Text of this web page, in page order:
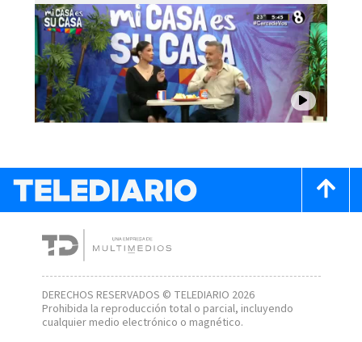
DERECHOS RESERVADOS © TELEDIARIO 2026
Prohibida la reproducción total o parcial, incluyendo
cualquier medio electrónico o magnético.